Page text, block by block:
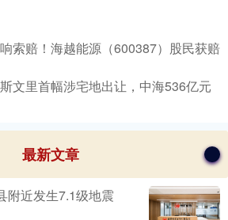
索赔！海越能源（600387）股民获赔
文里首幅涉宅地出让，中海536亿元
最新文章
附近发生7.1级地震